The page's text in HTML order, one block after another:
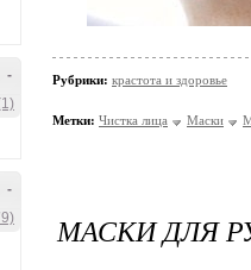
-
-
Рубрики: крастота и здоровье
Метки: Чистка лица Маски
МАСКИ ДЛЯ